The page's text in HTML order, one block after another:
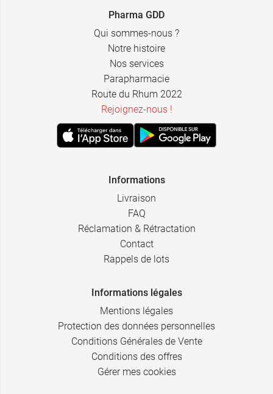
Pharma GDD
Qui sommes-nous ?
Notre histoire
Nos services
Parapharmacie
Route du Rhum 2022
Rejoignez-nous !
Informations
Livraison
FAQ
Réclamation & Rétractation
Contact
Rappels de lots
Informations légales
Mentions légales
Protection des données personnelles
Conditions Générales de Vente
Conditions des offres
Gérer mes cookies